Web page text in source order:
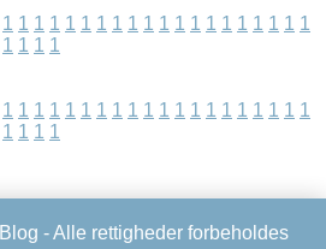
1 1 1 1 1 1 1 1 1 1 1 1 1 1 1 1 1 1 1 1
1 1 1 1
1 1 1 1 1 1 1 1 1 1 1 1 1 1 1 1 1 1 1 1
1 1 1 1
Blog - Alle rettigheder forbeholdes